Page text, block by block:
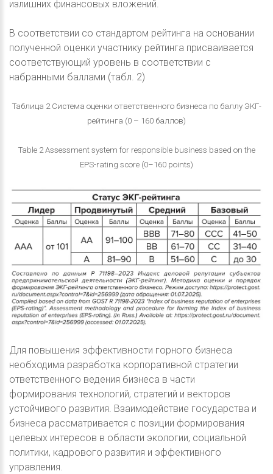
излишних финансовых вложений.
В соответствии со стандартом рейтинга на основании
полученной оценки участнику рейтинга присваивается
соответствующий уровень в соответствии с
набранными баллами (табл. 2)
Таблица 2 Система оценки ответственного бизнеса по баллу ЭКГ-
рейтинга (0 – 160 баллов)
Table 2 Assessment system for responsible business based on the
EPS-rating score (0–160 points)
Для повышения эффективности горного бизнеса
необходима разработка корпоративной стратегии
ответственного ведения бизнеса в части
формирования технологий, стратегий и векторов
устойчивого развития. Взаимодействие государства и
бизнеса рассматривается с позиции формирования
целевых интересов в области экологии, социальной
политики, кадрового развития и эффективного
управления.